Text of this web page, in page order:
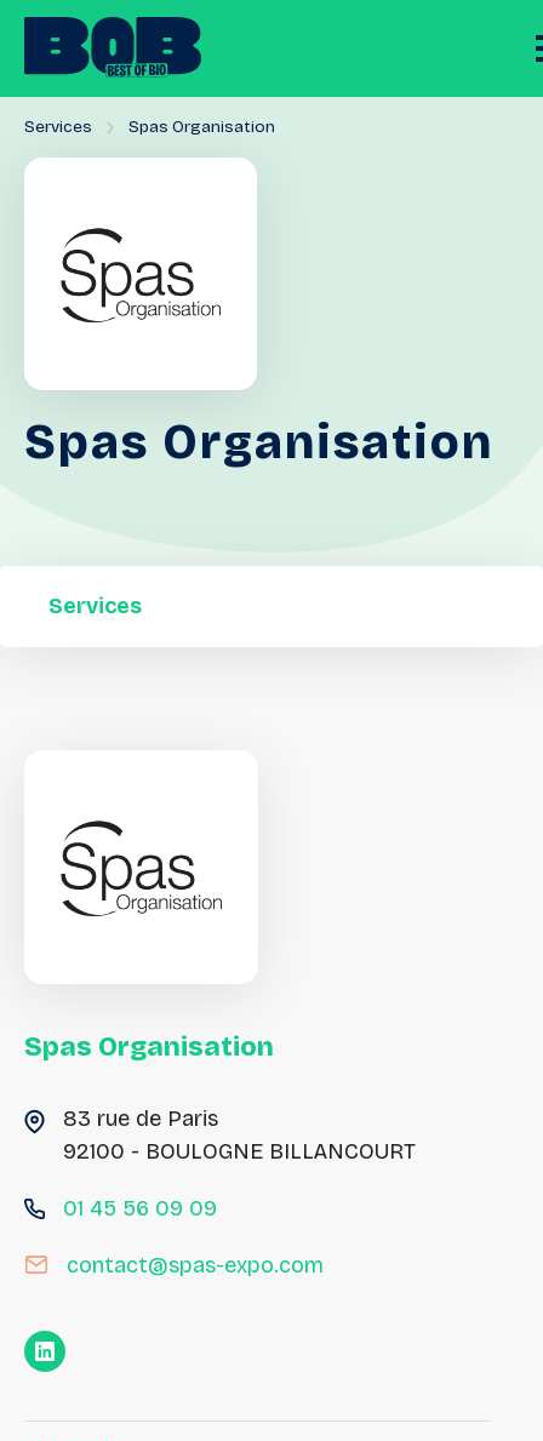
Services Spas Organisation
Spas Organisation
Services
Spas Organisation
83 rue de Paris
92100 - BOULOGNE BILLANCOURT
01 45 56 09 09
contact@spas-expo.com